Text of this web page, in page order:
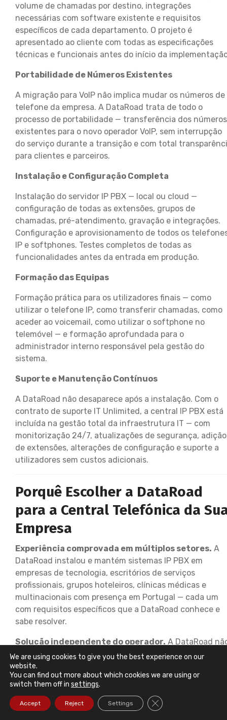
volume de chamadas por destino, integrações
necessárias com software existente e requisitos
específicos de cada departamento. O projeto é
apresentado ao cliente com todas as especificações
técnicas e funcionais antes do início da
Portabilidade de Números Existentes
A migração para VoIP não implica mudar os números de
telefone da empresa. A DataRoad trata de todo o
processo de portabilidade — transferência dos números
existentes para o novo operador VoIP, sem interrupção
do serviço durante a transição e com total
para clientes e parceiros.
Instalação e Configuração Completa
Instalação do servidor IP PBX — local ou cloud —
configuração de todas as extensões, grupos de
chamadas, pré-atendimento, gravação e integrações.
Configuração e aprovisionamento de todos os
IP e softphones. Testes completos de todas as
funcionalidades antes da entrada em produção.
Formação das Equipas
Formação prática para os utilizadores finais — como
utilizar o telefone IP, como transferir chamadas, como
aceder ao voicemail, como utilizar o softphone no
telemóvel — e formação aprofundada para o
administrador interno responsável pela gestão do
sistema.
Suporte e Manutenção Contínuos
A DataRoad não desaparece após a instalação. Com o
contrato de suporte IT Unlimited, a central IP PBX está
incluída na gestão total da infraestrutura IT — com
monitorização 24/7, atualizações de segurança, adição
de extensões, alterações de configuração e suporte a
utilizadores sem custos adicionais.
Porquê Escolher a DataRoad
para a Central Telefónica da
Empresa
Experiência comprovada em múltiplos setores. A
DataRoad instalou e mantém sistemas IP PBX em
empresas de tecnologia, escritórios de serviços
profissionais, grupos hoteleiros, clínicas médicas e
multinacionais com presença em Portugal — cada um
com requisitos específicos que a DataRoad conhece e
sabe resolver.
Solução independente do operador. A DataRoad
está amarrada a nenhum operador de
— escolhemos o provedor VoIP que oferece as melhores
condições para o perfil de utilização de cada cliente, e
podemos migrar de operador sem substituir a central.
Integração total com a infraestrutura IT
We are using cookies to give you the best experience on our
website.
You can find out more about which cookies we are using or
switch them off in settings.
Accept Reject Settings Close GDPR Cookie